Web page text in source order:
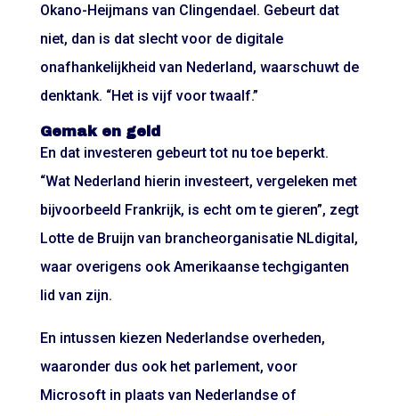
Okano-Heijmans van Clingendael. Gebeurt dat
niet, dan is dat slecht voor de digitale
onafhankelijkheid van Nederland, waarschuwt de
denktank. “Het is vijf voor twaalf.”
Gemak en geld
En dat investeren gebeurt tot nu toe beperkt.
“Wat Nederland hierin investeert, vergeleken met
bijvoorbeeld Frankrijk, is echt om te gieren”, zegt
Lotte de Bruijn van brancheorganisatie NLdigital,
waar overigens ook Amerikaanse techgiganten
lid van zijn.
En intussen kiezen Nederlandse overheden,
waaronder dus ook het parlement, voor
Microsoft in plaats van Nederlandse of